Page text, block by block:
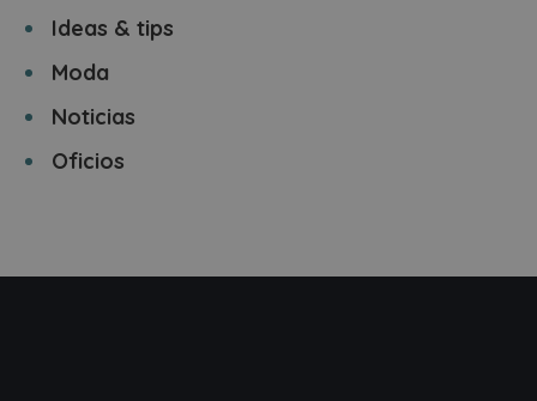
Ideas & tips
Moda
Noticias
Oficios